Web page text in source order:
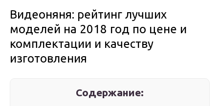
Видеоняня: рейтинг лучших
моделей на 2018 год по цене и
комплектации и качеству
изготовления
Содержание: